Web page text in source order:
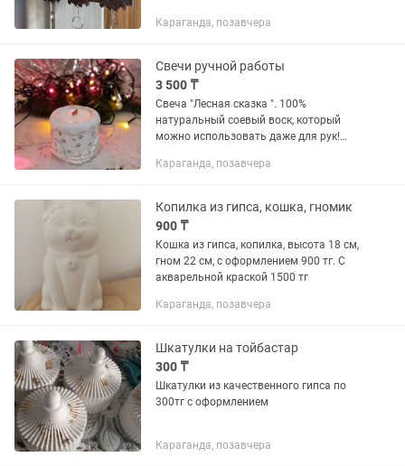
Караганда, позавчера
Свечи ручной работы
3 500 ₸
Свеча "Лесная сказка ". 100%
натуральный соевый воск, который
можно использовать даже для рук!
треска камина! Аромат на выбор. Сам
Караганда, позавчера
Копилка из гипса, кошка, гномик
900 ₸
Кошка из гипса, копилка, высота 18 см,
гном 22 см, с оформлением 900 тг. С
акварельной краской 1500 тг
Караганда, позавчера
Шкатулки на тойбастар
300 ₸
Шкатулки из качественного гипса по
300тг с оформлением
Караганда, позавчера